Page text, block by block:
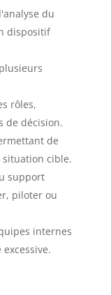
du
dispositif
rôles,
de décision.
de
situation cible.
support
piloter ou
internes